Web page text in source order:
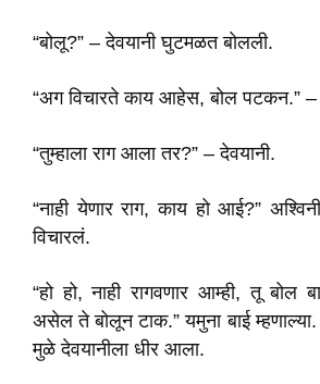
“बोलू?” – देवयानी घुटमळत बोलली.
“अग विचारते काय आहेस, बोल पटकन.” –
“तुम्हाला राग आला तर?” – देवयानी.
“नाही येणार राग, काय हो आई?”
विचारलं.
“हो हो, नाही रागवणार आम्ही, तू बोल
असेल ते बोलून टाक.” यमुना बाई म्हणाल्या.
मुळे देवयानीला धीर आला.